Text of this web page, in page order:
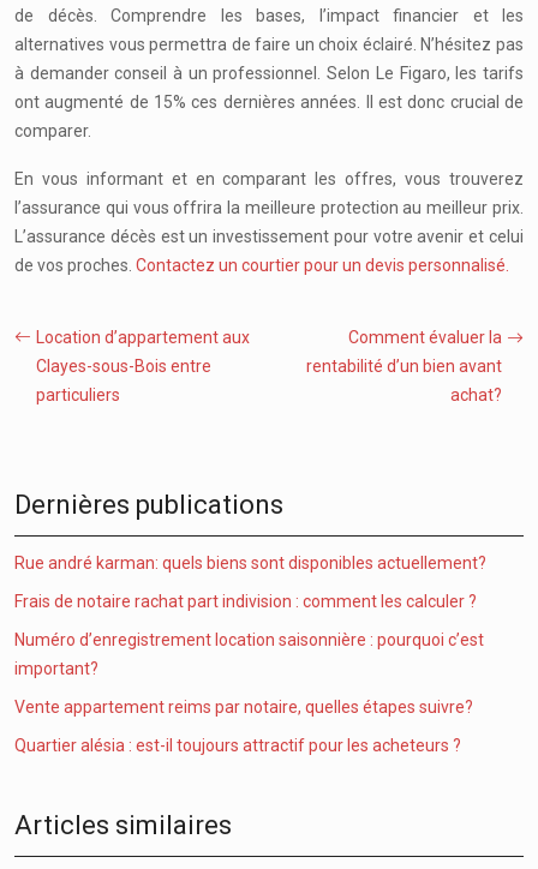
de décès. Comprendre les bases, l’impact financier et les
alternatives vous permettra de faire un choix éclairé. N’hésitez pas
à demander conseil à un professionnel. Selon Le Figaro, les tarifs
ont augmenté de 15% ces dernières années. Il est donc crucial de
comparer.
En vous informant et en comparant les offres, vous trouverez
l’assurance qui vous offrira la meilleure protection au meilleur prix.
L’assurance décès est un investissement pour votre avenir et celui
de vos proches. Contactez un courtier pour un devis personnalisé.
Location d’appartement aux
Clayes-sous-Bois entre
particuliers
Comment évaluer la
rentabilité d’un bien avant
achat?
Dernières publications
Rue andré karman: quels biens sont disponibles actuellement?
Frais de notaire rachat part indivision : comment les calculer ?
Numéro d’enregistrement location saisonnière : pourquoi c’est
important?
Vente appartement reims par notaire, quelles étapes suivre?
Quartier alésia : est-il toujours attractif pour les acheteurs ?
Articles similaires